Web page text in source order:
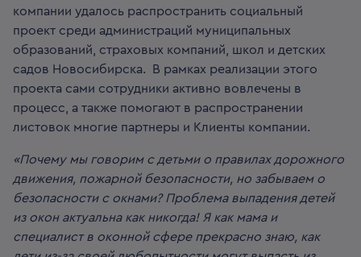
компании удалось распространить социальный
проект среди администраций муниципальных
образований, страховых компаний, школ и детских
садов Новосибирска. В рамках реализации этого
проекта сами сотрудники активно вовлечены в
процесс, а также помогают в распространении
листовок многие партнеры и Клиенты компании.
«Почему мы говорим с детьми о правилах дорожного
движения, пожарной безопасности, но забываем о
безопасности с окнами? Проблема выпадения детей
из окон актуальна как никогда! Я как мама и
специалист в оконной сфере прекрасно знаю, как